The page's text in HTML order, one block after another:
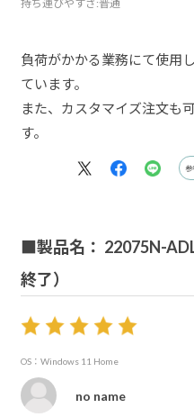
持ち運びやすさ :普通
負荷がかかる業務にて使用
ています。
また、カスタマイズ注文も
す。
参
■製品名： 22075N-
終了）
OS：Windows 11 Home
no name